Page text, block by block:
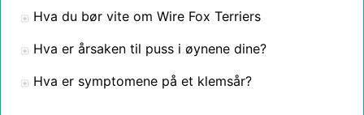
Hva du bør vite om Wire Fox Terriers
Hva er årsaken til puss i øynene dine?
Hva er symptomene på et klemsår?